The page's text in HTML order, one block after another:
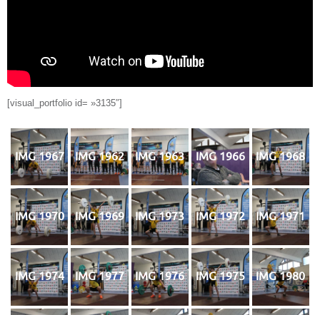
[visual_portfolio id= »3135″]
IMG 1967 IMG 1962 IMG 1963 IMG 1966 IMG 1968
IMG 1970 IMG 1969 IMG 1973 IMG 1972 IMG 1971
IMG 1974 IMG 1977 IMG 1976 IMG 1975 IMG 1980